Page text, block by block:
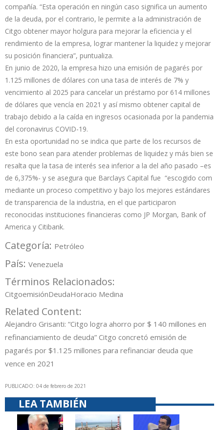
compañía. “Esta operación en ningún caso significa un aumento
de la deuda, por el contrario, le permite a la administración de
Citgo obtener mayor holgura para mejorar la eficiencia y el
rendimiento de la empresa, lograr mantener la liquidez y mejorar
su posición financiera”, puntualiza.
En junio de 2020, la empresa hizo una emisión de pagarés por
1.125 millones de dólares con una tasa de interés de 7% y
vencimiento al 2025 para cancelar un préstamo por 614 millones
de dólares que vencía en 2021 y así mismo obtener capital de
trabajo debido a la caída en ingresos ocasionada por la pandemia
del coronavirus COVID-19.
En esta oportunidad no se indica que parte de los recursos de
este bono sean para atender problemas de liquidez y más bien se
resalta que la tasa de interés sea inferior a la del año pasado –es
de 6,375%- y se asegura que Barclays Capital fue “escogido com
mediante un proceso competitivo y bajo los mejores estándares
de transparencia de la industria, en el que participaron
reconocidas instituciones financieras como JP Morgan, Bank of
America y Citibank.
Categoría: Petróleo
País: Venezuela
Términos Relacionados:
CitgoemisiónDeudaHoracio Medina
Related Content:
Alejandro Grisanti: “Citgo logra ahorro por $ 140 millones en
refinanciamiento de deuda” Citgo concretó emisión de
pagarés por $1.125 millones para refinanciar deuda que
vence en 2021
PUBLICADO: 04 de febrero de 2021
LEA TAMBIÉN